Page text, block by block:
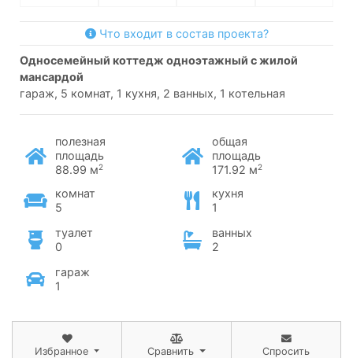
Что входит в состав проекта?
односемейный коттедж одноэтажный с жилой
мансардой
гараж, 5 комнат, 1 кухня, 2 ванных, 1 котельная
полезная
площадь
88.99 м2
общая
площадь
171.92 м2
комнат
5
кухня
1
туалет
0
ванных
2
гараж
1
Избранное Сравнить Спросить